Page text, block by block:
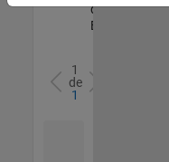
qualité |
Expérimenté(e)
1
de
1